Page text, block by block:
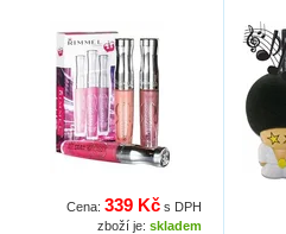
Cena: 339 Kč s DPH
zboží je: skladem